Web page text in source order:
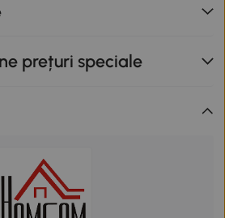
prețuri speciale